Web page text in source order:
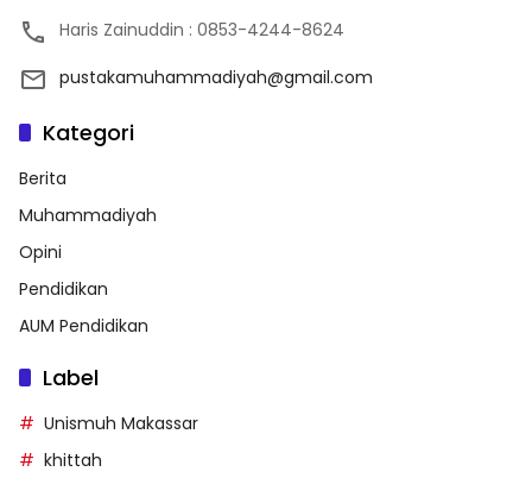
Haris Zainuddin : 0853-4244-8624
pustakamuhammadiyah@gmail.com
Kategori
Berita
Muhammadiyah
Opini
Pendidikan
AUM Pendidikan
Label
Unismuh Makassar
khittah